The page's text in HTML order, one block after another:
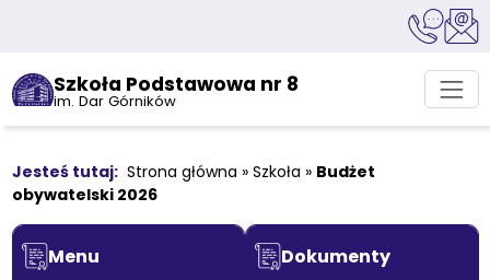
Szkoła Podstawowa nr 8
im. Dar Górników
Strona główna » Szkoła » Budżet
obywatelski 2026
Menu Dokumenty